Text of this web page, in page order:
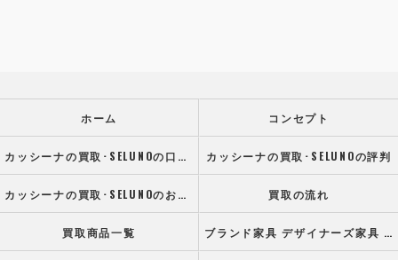
ホーム コンセプト
カッシーナの買取･SELUNOの口コミ情報 カッシーナの買取･SELUNOの評判
カッシーナの買取･SELUNOのお客様の声 買取の流れ
買取商品一覧 ブランド家具 デザイナーズ家具 高級オフィス家具